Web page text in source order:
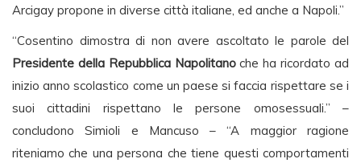
Arcigay propone in diverse città italiane, ed anche a Napoli.”
“Cosentino dimostra di non avere ascoltato le parole del
Presidente della Repubblica Napolitanoche ha ricordato ad
inizio anno scolastico come un paese si faccia rispettare se i
suoi cittadini rispettano le persone omosessuali.” –
concludono Simioli e Mancuso – “A maggior ragione
riteniamo che una persona che tiene questi comportamenti